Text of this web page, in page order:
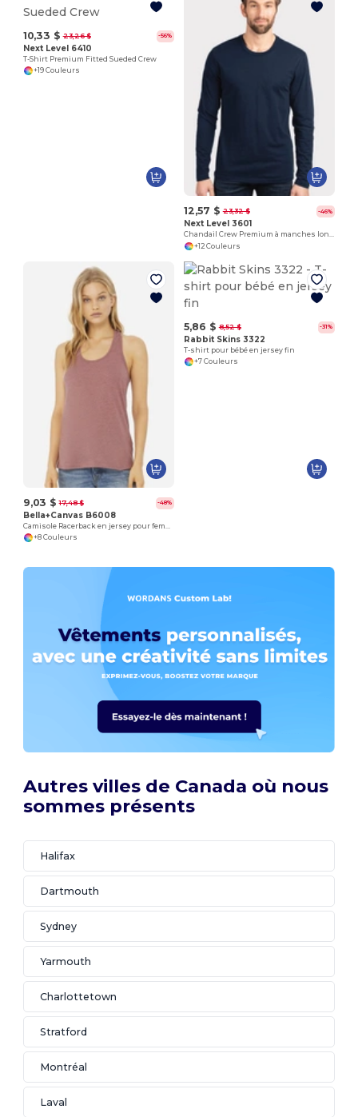
10,33 $ 23,26 $ -56%
Next Level 6410
T-Shirt Premium Fitted Sueded Crew
+19 Couleurs
12,57 $ 23,32 $ -46%
Next Level 3601
Chandail Crew Premium à manches longues
+12 Couleurs
9,03 $ 17,48 $ -48%
Bella+Canvas B6008
+8 Couleurs
5,86 $ 8,52 $ -31%
Rabbit Skins 3322
T-shirt pour bébé en jersey fin
+7 Couleurs
Autres villes de Canada où nous
sommes présents
Halifax
Dartmouth
Sydney
Yarmouth
Charlottetown
Stratford
Montréal
Laval